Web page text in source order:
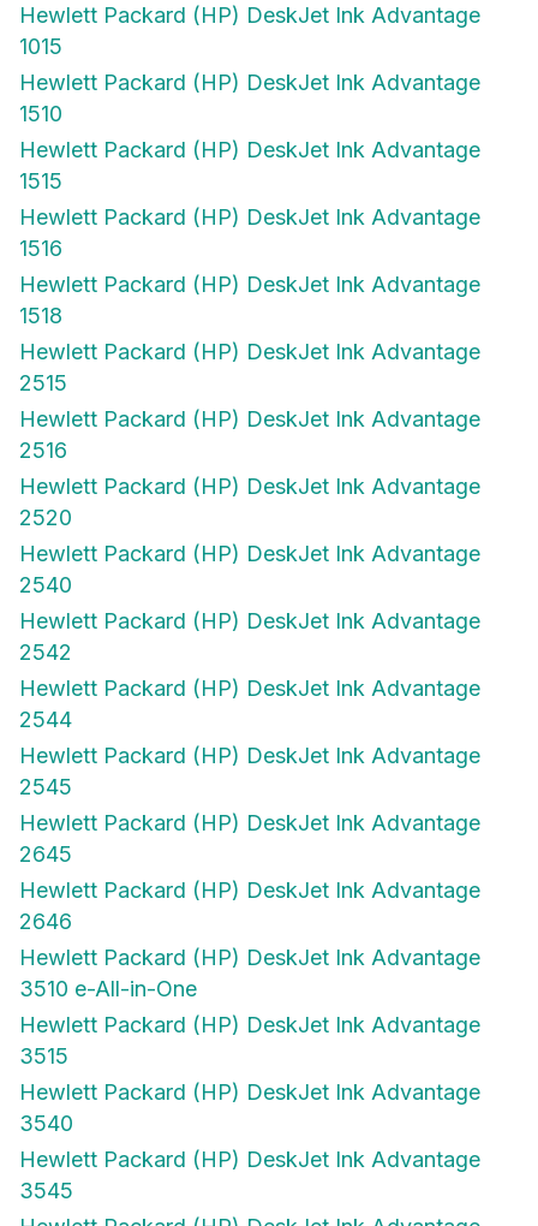
1015
Hewlett Packard (HP) DeskJet Ink Advantage
1510
Hewlett Packard (HP) DeskJet Ink Advantage
1515
Hewlett Packard (HP) DeskJet Ink Advantage
1516
Hewlett Packard (HP) DeskJet Ink Advantage
1518
Hewlett Packard (HP) DeskJet Ink Advantage
2515
Hewlett Packard (HP) DeskJet Ink Advantage
2516
Hewlett Packard (HP) DeskJet Ink Advantage
2520
Hewlett Packard (HP) DeskJet Ink Advantage
2540
Hewlett Packard (HP) DeskJet Ink Advantage
2542
Hewlett Packard (HP) DeskJet Ink Advantage
2544
Hewlett Packard (HP) DeskJet Ink Advantage
2545
Hewlett Packard (HP) DeskJet Ink Advantage
2645
Hewlett Packard (HP) DeskJet Ink Advantage
2646
Hewlett Packard (HP) DeskJet Ink Advantage
3510 e-All-in-One
Hewlett Packard (HP) DeskJet Ink Advantage
3515
Hewlett Packard (HP) DeskJet Ink Advantage
3540
Hewlett Packard (HP) DeskJet Ink Advantage
3545
Hewlett Packard (HP) DeskJet Ink Advantage